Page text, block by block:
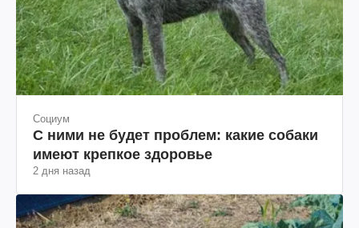
Социум
С ними не будет проблем: какие собаки
имеют крепкое здоровье
2 дня назад